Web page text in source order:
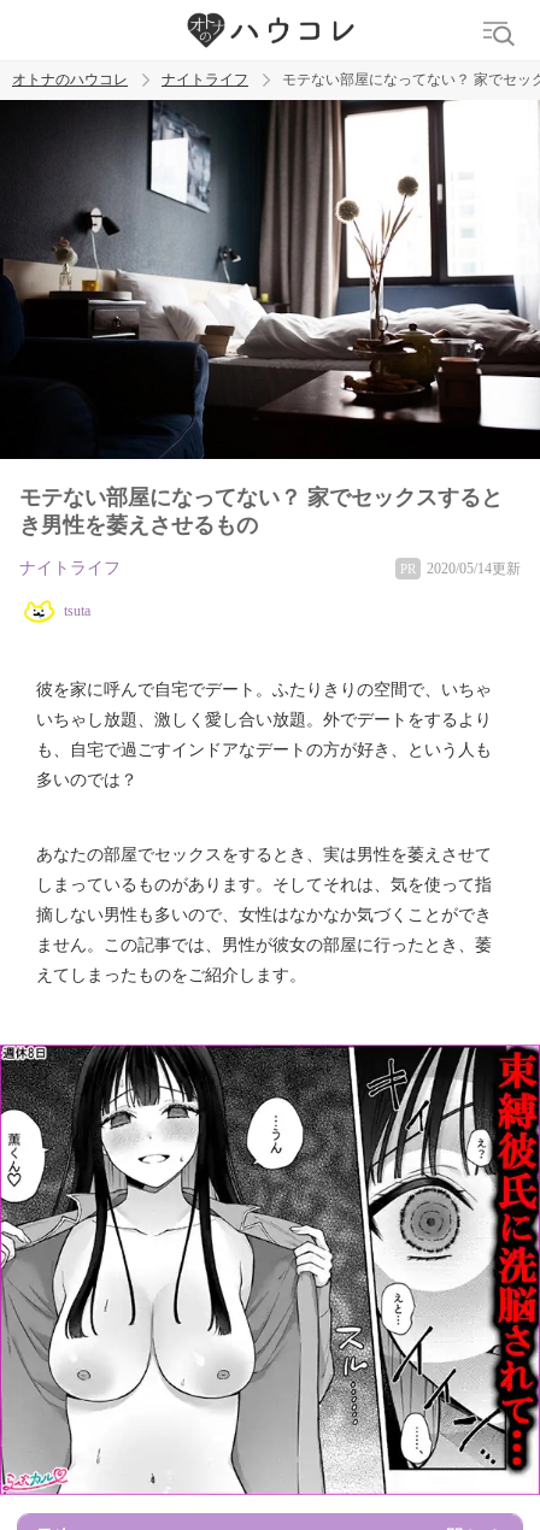
トレンド ワード
ラブグッズ 吸うやつ
オトナのハウコレ ナイトライフ モテない部屋になってない？ 家でセ
モテない部屋になってない？ 家でセックスすると
き男性を萎えさせるもの
ナイトライフ PR 2020/05/14更新
tsuta
彼を家に呼んで自宅でデート。ふたりきりの空間で、いちゃ
いちゃし放題、激しく愛し合い放題。外でデートをするより
も、自宅で過ごすインドアなデートの方が好き、という人も
多いのでは？
あなたの部屋でセックスをするとき、実は男性を萎えさせて
しまっているものがあります。そしてそれは、気を使って指
摘しない男性も多いので、女性はなかなか気づくことができ
ません。この記事では、男性が彼女の部屋に行ったとき、萎
えてしまったものをご紹介します。